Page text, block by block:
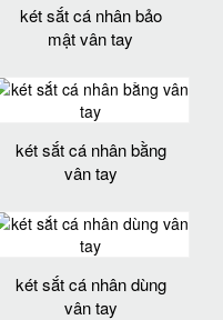
két sắt cá nhân bảo
mật vân tay
két sắt cá nhân bằng
vân tay
két sắt cá nhân dùng
vân tay